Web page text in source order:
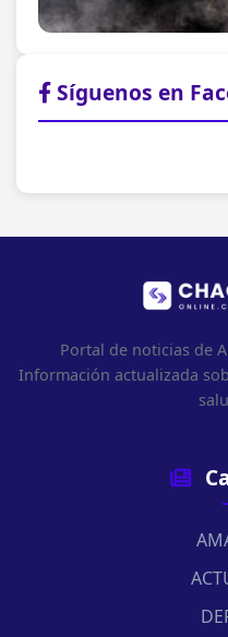
Síguenos en
Portal de noticias de
Información actualizada